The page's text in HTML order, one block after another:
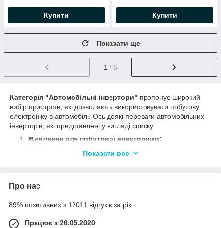
Купити Купити
Показати ще
1 / 6
Категорія "Автомобільні інвертори" пропонує широкий
вибір пристроїв, які дозволяють використовувати побутову
електроніку в автомобілі. Ось деякі переваги автомобільних
інверторів, які представлені у вигляді списку:
Живлення для побутової електроніки:
автомобільної електросистеми на змінний струм, що
пристроїв, фотоапарати та інші побутові прилади, у
Зручність у поїздках та
Показати все
Про нас
89% позитивних з 12011 відгуків за рік
Працює з 26.05.2020